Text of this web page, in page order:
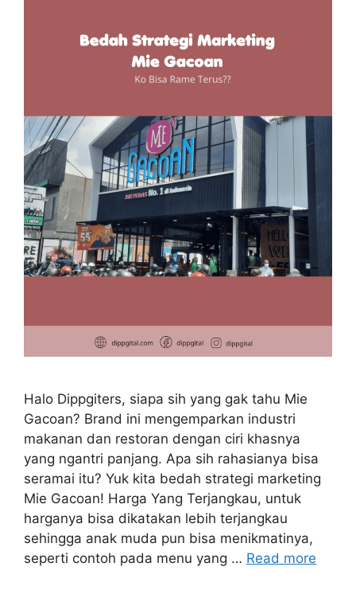
Halo Dippgiters, siapa sih yang gak tahu Mie
Gacoan? Brand ini mengemparkan industri
makanan dan restoran dengan ciri khasnya
yang ngantri panjang. Apa sih rahasianya bisa
seramai itu? Yuk kita bedah strategi marketing
Mie Gacoan! Harga Yang Terjangkau, untuk
harganya bisa dikatakan lebih terjangkau
sehingga anak muda pun bisa menikmatinya,
seperti contoh pada menu yang … Read more